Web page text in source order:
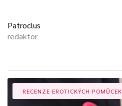
Patroclus
redaktor
RECENZE EROTICKÝCH POMŮCEK